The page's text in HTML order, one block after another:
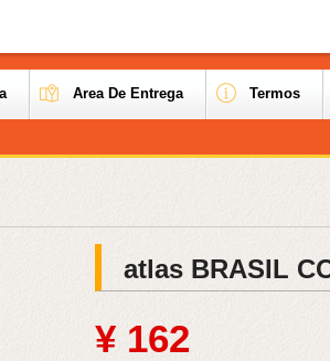
Area De Entrega Termos
atlas BRASIL
¥ 162